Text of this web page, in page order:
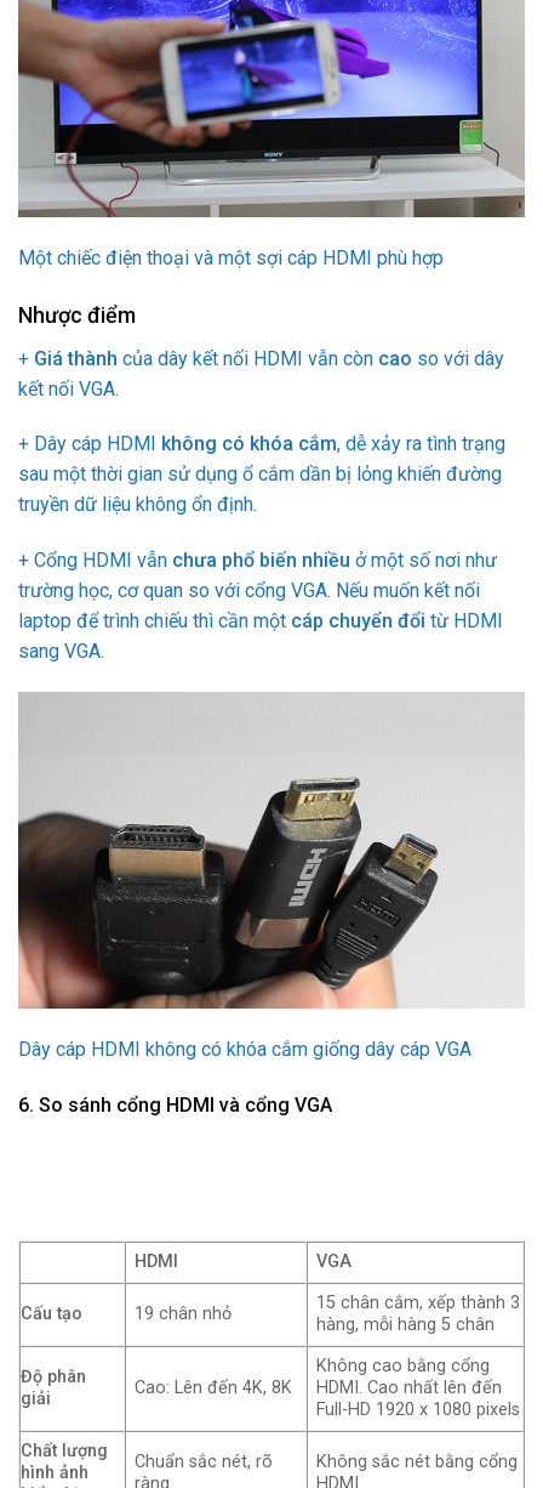
Một chiếc điện thoại và một sợi cáp HDMI phù hợp
Nhược điểm
+ Giá thành của dây kết nối HDMI vẫn còn cao so với dây
kết nối VGA.
+ Dây cáp HDMI không có khóa cắm, dễ xảy ra tình trạng
sau một thời gian sử dụng ổ cắm dần bị lỏng khiến đường
truyền dữ liệu không ổn định.
+ Cổng HDMI vẫn chưa phổ biến nhiều ở một số nơi như
trường học, cơ quan so với cổng VGA. Nếu muốn kết nối
laptop để trình chiếu thì cần một cáp chuyển đổi từ HDMI
sang VGA.
Dây cáp HDMI không có khóa cắm giống dây cáp VGA
6. So sánh cổng HDMI và cổng VGA
HDMI VGA
Cấu tạo 19 chân nhỏ
15 chân cắm, xếp thành 3
hàng, mỗi hàng 5 chân
Độ phân
giải
Cao: Lên đến 4K, 8K
Không cao bằng cổng
HDMI. Cao nhất lên đến
Full-HD 1920 x 1080 pixels
Chất lượng
hình ảnh
Chuẩn sắc nét, rõ
Không sắc nét bằng cổng